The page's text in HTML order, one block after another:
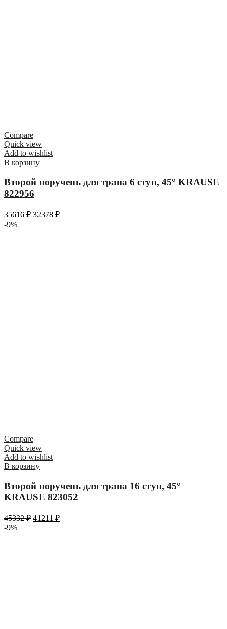
Compare
Quick view
Add to wishlist
В корзину
Второй поручень для трапа 6 ступ, 45° KRAUSE
822956
35616₽ 32378 ₽
-9%
Compare
Quick view
Add to wishlist
В корзину
Второй поручень для трапа 16 ступ, 45°
KRAUSE 823052
45332₽ 41211 ₽
-9%